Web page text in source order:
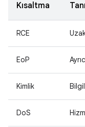
Kısaltma
RCE
EoP
Kimlik
DoS